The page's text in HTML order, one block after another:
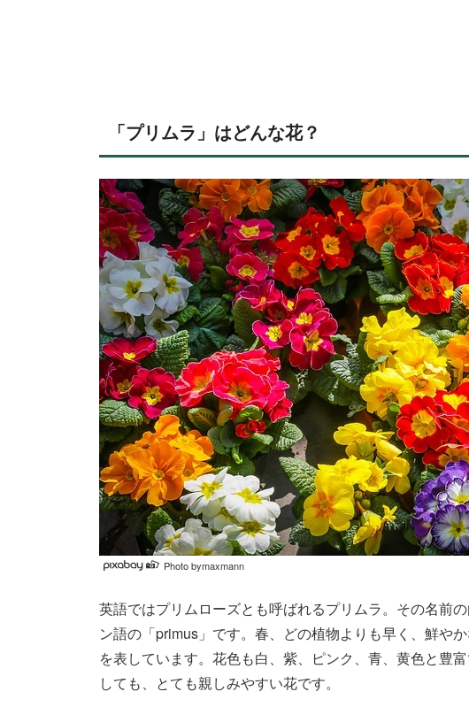
「プリムラ」はどんな花？
Photo bymaxmann
英語ではプリムローズとも呼ばれるプリムラ。その名前
ン語の「primus」です。春、どの植物よりも早く、鮮や
を表しています。花色も白、紫、ピンク、青、黄色と豊
しても、とても親しみやすい花です。